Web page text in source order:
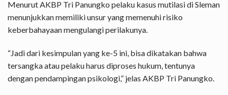
Menurut AKBP Tri Panungko pelaku kasus mutilasi di Sleman
menunjukkan memiliki unsur yang memenuhi risiko
keberbahayaan mengulangi perilakunya.
“Jadi dari kesimpulan yang ke-5 ini, bisa dikatakan bahwa
tersangka atau pelaku harus diproses hukum, tentunya
dengan pendampingan psikologi,” jelas AKBP Tri Panungko.